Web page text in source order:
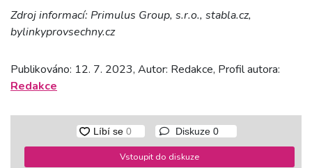
Zdroj informací: Primulus Group, s.r.o., stabla.cz,
bylinkyprovsechny.cz
Publikováno: 12. 7. 2023, Autor: Redakce, Profil autora:
Redakce
Diskuze 0
Vstoupit do diskuze